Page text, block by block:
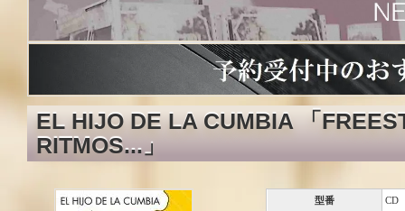
EL HIJO DE LA CUMBIA 「
RITMOS...」
型番 CD